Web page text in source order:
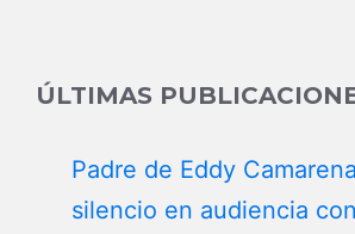
ÚLTIMAS
Padre de Eddy
silencio en audiencia